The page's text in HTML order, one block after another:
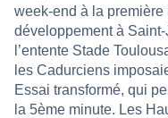
week-end à la
développement à
l’entente Stade
les Cadurciens
Essai transformé, qui
la 5ème minute. Les